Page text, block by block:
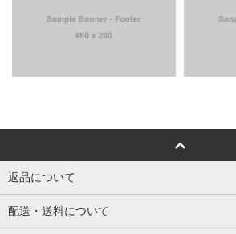
返品について
配送・送料について